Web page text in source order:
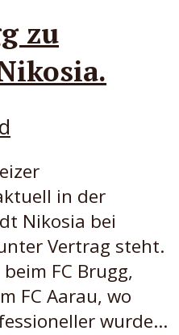
zu
in der
Nikosia bei
Vertrag steht.
FC Brugg,
FC Aarau, wo
wurde...